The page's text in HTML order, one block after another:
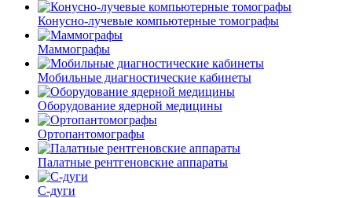
Конусно-лучевые компьютерные томографы
Маммографы
Мобильные диагностические кабинеты
Оборудование ядерной медицины
Ортопантомографы
Палатные рентгеновские аппараты
С-дуги